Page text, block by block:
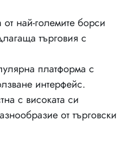
най-големите борси
търговия с
платформа с
интерфейс.
с високата си
от търговски